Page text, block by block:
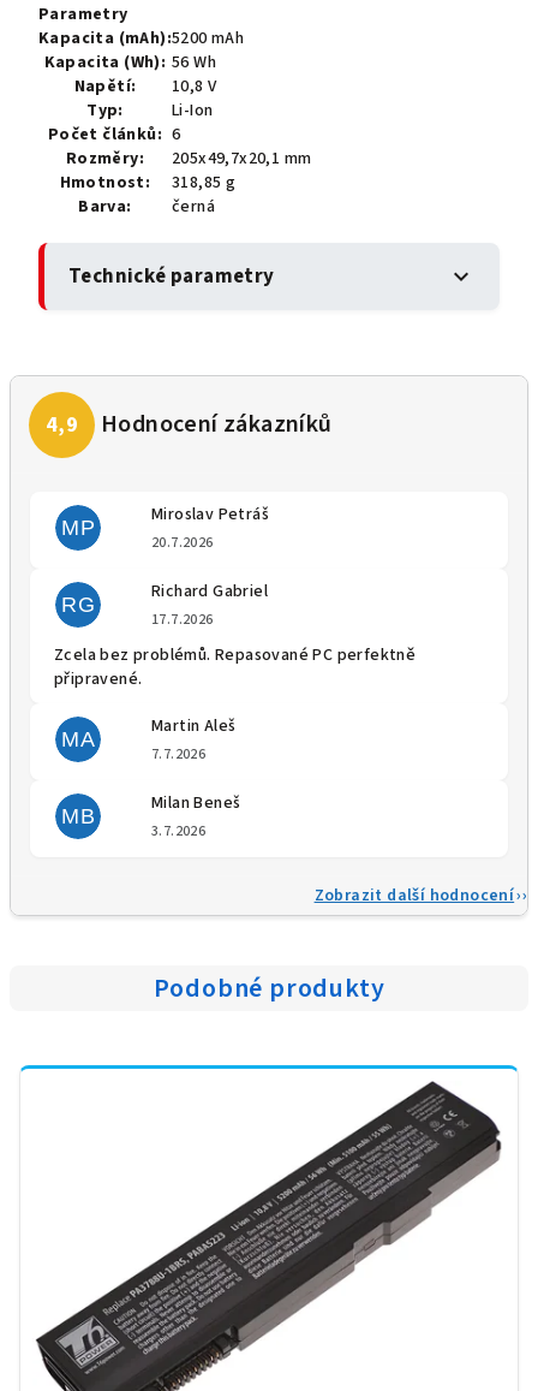
Parametry
Kapacita (mAh):5200 mAh
Kapacita (Wh): 56 Wh
Napětí:
10,8 V
Typ:
Li-Ion
Počet článků: 6
Rozměry:
205x49,7x20,1 mm
Hmotnost:
318,85 g
Barva:
černá
Technické parametry expand_more
MP
Miroslav Petráš
20.7.2026
RG
Richard Gabriel
17.7.2026
Zcela bez problémů. Repasované PC perfektně
připravené.
MA
Martin Aleš
7.7.2026
MB
Milan Beneš
3.7.2026
Zobrazit další hodnocení
Podobné produkty